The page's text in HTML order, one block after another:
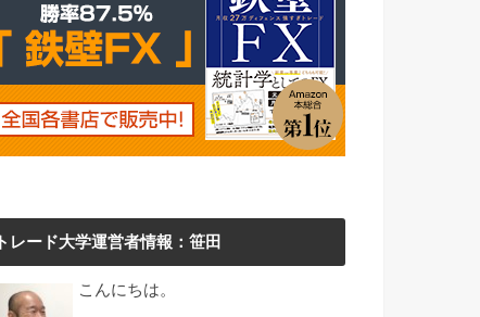
トレード大学運営者情報：笹田
こんにちは。